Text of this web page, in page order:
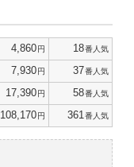
4,860円 18番人気
7,930円 37番人気
17,390円 58番人気
108,170円 361 番人気